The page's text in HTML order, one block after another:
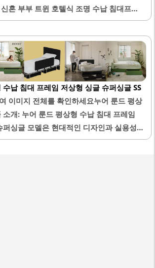
혼 부부 트윈 호텔식 조명 수납 침대프레
자인과 실용성을 갖춘 제품입니다. 이 침
이즈로, 신혼 부부에게 적합한 공간 활용
급스러운 호텔식 디자인은 인테리어에 세
줍니다.템바보드 소재로 제작되어 내구성
한 구조를 자랑합니다. 침대 아래에는 넉넉
다양한 물품을 깔끔하게 정리할 수 있습
포함되어 있어, 필요에 따라 조도를 조절할
.설치가 간편하며, 친절한 설치 서비스가
족도를 높입니다. 침대프레임의 색상은
타일과 잘 어울리며, 원목의 자연스러운
납 침대 프레임 저상형 싱글 슈퍼싱글 SS
이미지 전체를 확인하세요누어 룬드 평상
소개: 누어 룬드 평상형 수납 침대 프레임
퍼싱글 모델은 현대적인 디자인과 실용성
입니다. 이 침대는 평상형 구조로, 전체적으